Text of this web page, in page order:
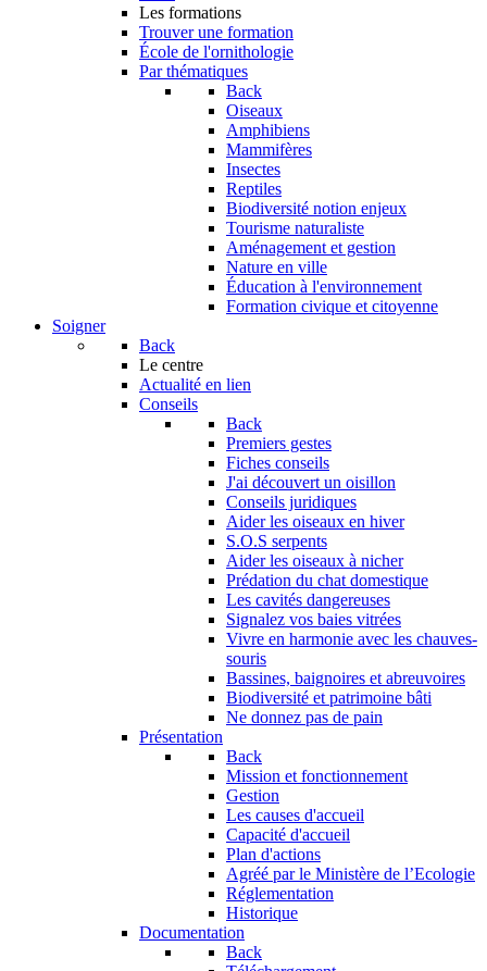
Les formations
Trouver une formation
École de l'ornithologie
Par thématiques
Back
Oiseaux
Amphibiens
Mammifères
Insectes
Reptiles
Biodiversité notion enjeux
Tourisme naturaliste
Aménagement et gestion
Nature en ville
Éducation à l'environnement
Formation civique et citoyenne
Soigner
Back
Le centre
Actualité en lien
Conseils
Back
Premiers gestes
Fiches conseils
J'ai découvert un oisillon
Conseils juridiques
Aider les oiseaux en hiver
S.O.S serpents
Aider les oiseaux à nicher
Prédation du chat domestique
Les cavités dangereuses
Signalez vos baies vitrées
Vivre en harmonie avec les chauves-
souris
Bassines, baignoires et abreuvoires
Biodiversité et patrimoine bâti
Ne donnez pas de pain
Présentation
Back
Mission et fonctionnement
Gestion
Les causes d'accueil
Capacité d'accueil
Plan d'actions
Agréé par le Ministère de l’Ecologie
Réglementation
Historique
Documentation
Back